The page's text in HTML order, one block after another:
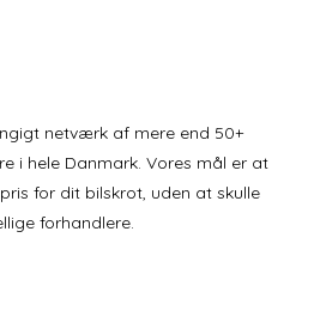
netværk af mere end 50+
i hele Danmark. Vores mål er at
for dit bilskrot, uden at skulle
forhandlere.